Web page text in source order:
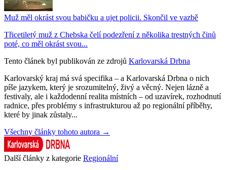
Muž měl okrást svou babičku a ujet policii. Skončil ve vazbě
Třicetiletý muž z Chebska čelí podezření z několika trestných činů
poté, co měl okrást svou...
Tento článek byl publikován ze zdrojů Karlovarská Drbna
Karlovarský kraj má svá specifika – a Karlovarská Drbna o nich
píše jazykem, který je srozumitelný, živý a věcný. Nejen lázně a
festivaly, ale i každodenní realita místních – od uzavírek, rozhodnutí
radnice, přes problémy s infrastrukturou až po regionální příběhy,
které by jinak zůstaly...
Všechny články tohoto autora →
Další články z kategorie Regionální